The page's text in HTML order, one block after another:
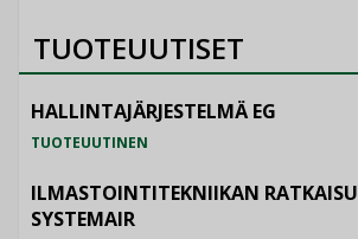
TUOTEUUTISET
HALLINTAJÄRJESTELMÄ EG
TUOTEUUTINEN
ILMASTOINTITEKNIIKAN RATKAISU
SYSTEMAIR